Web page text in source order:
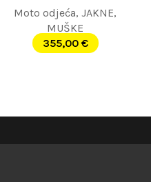
Moto odjeća, JAKNE,
MUŠKE
355,00 €